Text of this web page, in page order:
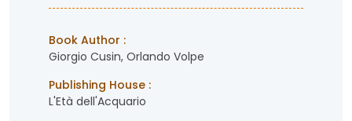
Book Author :
Giorgio Cusin, Orlando Volpe
Publishing House :
L'Età dell'Acquario